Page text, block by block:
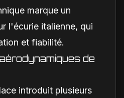
marque un
l'écurie italienne, qui
et fiabilité.
de
introduit plusieurs